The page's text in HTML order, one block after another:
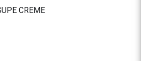
CREME